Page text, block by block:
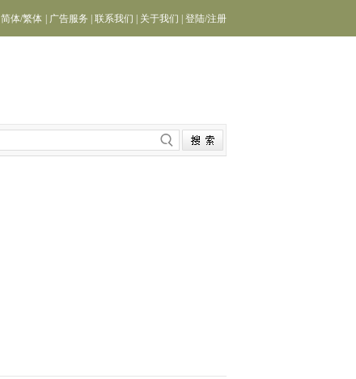
简体/繁体 广告服务 联系我们 关于我们 登陆/注册